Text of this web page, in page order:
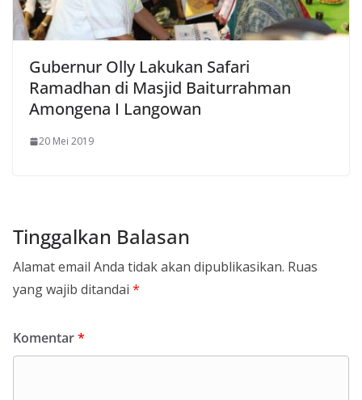
Gubernur Olly Lakukan Safari
Ramadhan di Masjid Baiturrahman
Amongena I Langowan
20 Mei 2019
Tinggalkan Balasan
Alamat email Anda tidak akan dipublikasikan. Ruas
yang wajib ditandai *
Komentar*